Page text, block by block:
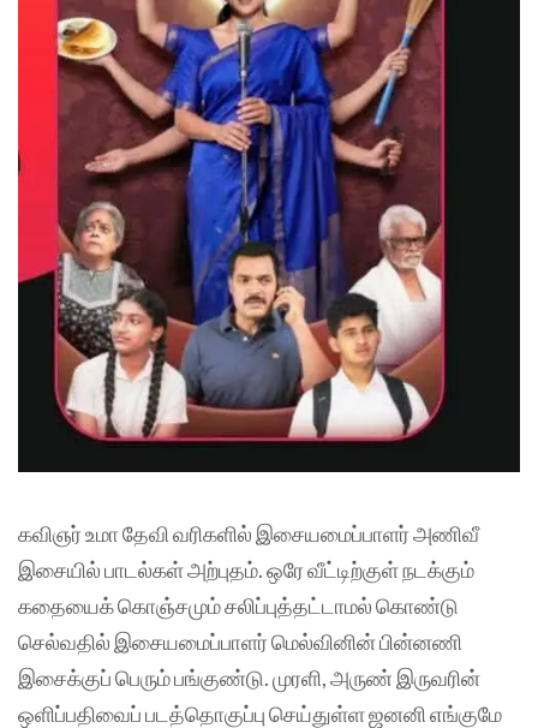
கவிஞர் உமா தேவி வரிகளில் இசையமைப்பாளர் அணிவீ
இசையில் பாடல்கள் அற்புதம். ஒரே வீட்டிற்குள் நடக்கும்
கதையைக் கொஞ்சமும் சலிப்புத்தட்டாமல் கொண்டு
செல்வதில் இசையமைப்பாளர் மெல்வினின் பின்னணி
இசைக்குப் பெரும் பங்குண்டு. முரளி, அருண் இருவரின்
ஒளிப்பதிவைப் படத்தொகுப்பு செய்துள்ள ஜனனி எங்குமே